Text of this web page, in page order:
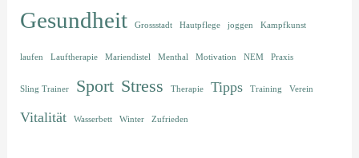
Gesundheit Grossstadt Hautpflege joggen Kampfkunst
laufen Lauftherapie Mariendistel Menthal Motivation NEM Praxis
Sling Trainer Sport Stress Therapie Tipps Training Verein
Vitalität Wasserbett Winter Zufrieden